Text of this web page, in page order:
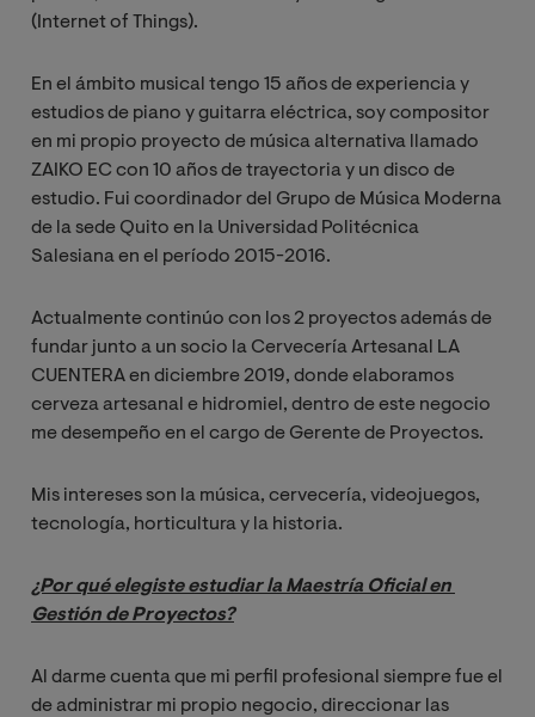
(Internet of Things).
En el ámbito musical tengo 15 años de experiencia y
estudios de piano y guitarra eléctrica, soy compositor
en mi propio proyecto de música alternativa llamado
ZAIKO EC con 10 años de trayectoria y un disco de
estudio. Fui coordinador del Grupo de Música Moderna
de la sede Quito en la Universidad Politécnica
Salesiana en el período 2015-2016.
Actualmente continúo con los 2 proyectos además de
fundar junto a un socio la Cervecería Artesanal LA
CUENTERA en diciembre 2019, donde elaboramos
cerveza artesanal e hidromiel, dentro de este negocio
me desempeño en el cargo de Gerente de Proyectos.
Mis intereses son la música, cervecería, videojuegos,
tecnología, horticultura y la historia.
¿Por qué elegiste estudiar la Maestría Oficial en
Gestión de Proyectos?
Al darme cuenta que mi perfil profesional siempre fue el
de administrar mi propio negocio, direccionar las